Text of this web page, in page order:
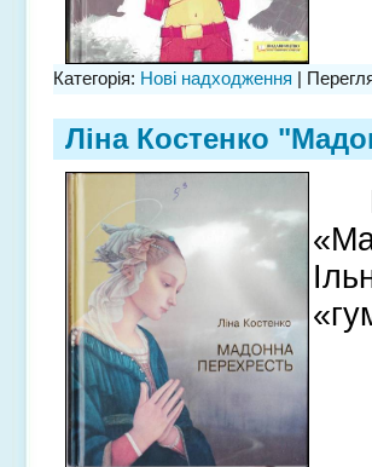
Категорія: Нові надходження |
Ліна Костенко